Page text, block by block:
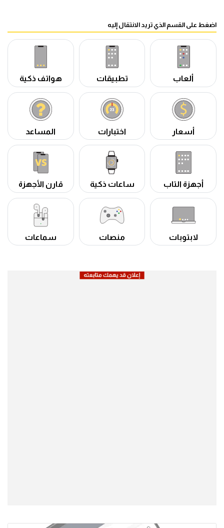
اضغط على القسم الذي تريد الانتقال إليه
ألعاب تطبيقات هواتف ذكية
أسعار اختبارات المساعد
أجهزة التاب ساعات ذكية قارن الأجهزة
لابتوبات منصات سماعات